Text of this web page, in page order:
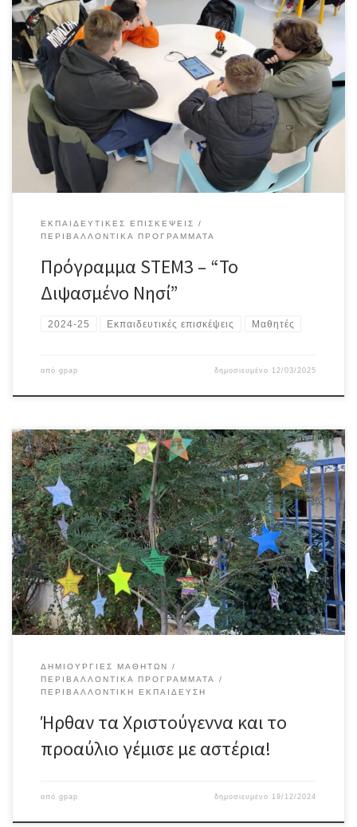
Οι μαθητές της Α’ Γυμνασίου του σχολείου μας στις 6 /3/2025
πραγματοποίησαν επίσκεψη στο Μουσείο Φυσικής Ιστορίας
Γουλανδρή προκειμένου να συμμετάσχουν σε πρόγραμμα stem3
με τίτλο «Το διψασμένο νησί»Κύριος στόχος της Δραστηριότητας
STEM3 ήταν να κατανοήσουν οι μαθητές του Γυμνασίου ότι, στις
περιοχές όπου η βροχόπτωση είναι ελάχιστη ή ανύπαρκτη, […]
ΕΚΠΑΙΔΕΥΤΙΚΈΣ ΕΠΙΣΚΈΨΕΙΣ
ΠΕΡΙΒΑΛΛΟΝΤΙΚΆ ΠΡΟΓΡΆΜΜΑΤΑ
Πρόγραμμα STEM3 – “Το
Διψασμένο Νησί”
2024-25 Εκπαιδευτικές επισκέψεις Μαθητές
από gpap δημοσιευμένο 12/03/2025
Οι μαθητές της περιβαλλοντικής ομάδας εμπνεύστηκαν,
εργάστηκαν σε ομάδες και πραγματοποίησαν την όμορφη ιδέα
τους! Στόλισαν το δεντράκι που βρίσκεται στην είσοδο του
σχολείου μας με αστέρια που περιέχουν περιβαλλοντικά
μηνύματα και μας μετέδωσαν τη χαρά τους για τις γιορτές που
έρχονται όπως και την ευαισθησία τους για την προστασία […]
ΔΗΜΙΟΥΡΓΊΕΣ ΜΑΘΗΤΏΝ
ΠΕΡΙΒΑΛΛΟΝΤΙΚΆ ΠΡΟΓΡΆΜΜΑΤΑ
ΠΕΡΙΒΑΛΛΟΝΤΙΚΉ ΕΚΠΑΊΔΕΥΣΗ
Ήρθαν τα Χριστούγεννα και το
προαύλιο γέμισε με αστέρια!
από gpap δημοσιευμένο 19/12/2024